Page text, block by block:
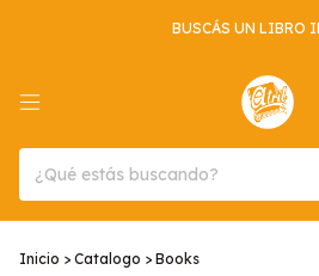
UN LIBRO IMPOSIBLE? PEDÍLO ACÁ
Inicio > Catalogo > Books